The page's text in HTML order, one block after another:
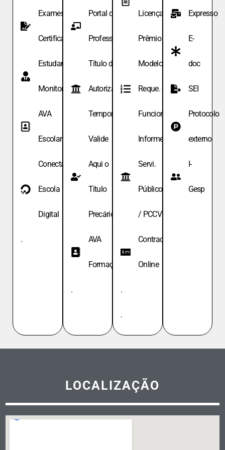
Exames de
Certificação
Estudante
Monitor
AVA
Escolar
Conecta
Escola
Digital
.
Portal do
Professor
Título de
Autoriza.
Temporária
Valide
Aqui o
Título
Precário
AVA
Formação
.
Licença
Prêmio
Modelo de
Reque. de
Funcionário
Informe
Servi.
Públicos
/ PCCV
Contracheque
Online
.
.
Expresso
E-
doc
SEI
Protocolo
externo
I-
Gesp
LOCALIZAÇÃO